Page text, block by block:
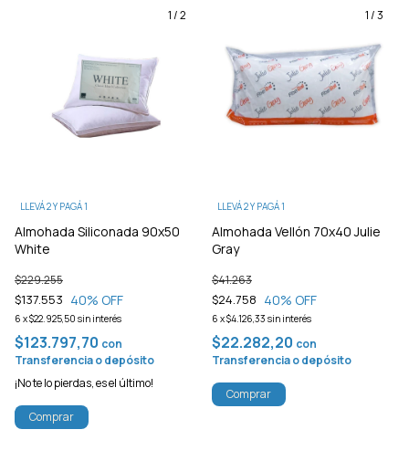
1/2
Almohada Siliconada 90x50
White
$137.553
$229.255
40% OFF
6 x$22.925,50 sin interés
LLEVÁ 2 Y PAGÁ 1
$123.797,70 con
Transferencia o depósito
¡No te lo pierdas, es el último!
Comprar
1/3
Almohada Vellón 70x40 Julie
Gray
$24.758
$41.263
40% OFF
6 x$4.126,33 sin interés
LLEVÁ 2 Y PAGÁ 1
$22.282,20 con
Transferencia o depósito
Comprar